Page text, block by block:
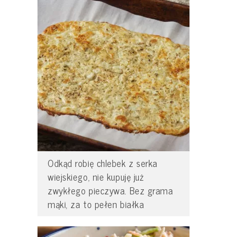
Odkąd robię chlebek z serka
wiejskiego, nie kupuję już
zwykłego pieczywa. Bez grama
mąki, za to pełen białka